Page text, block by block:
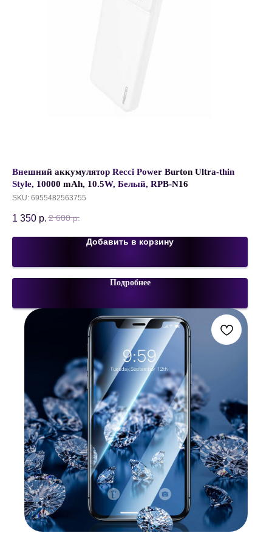
Внешний аккумулятор Recci Power Burton Ultra-thin
Style, 10000 mAh, 10.5W, Белый, RPB-N16
SKU: 6955482563755
1 350 р. 2 600 р.
Добавить в корзину
Подробнее